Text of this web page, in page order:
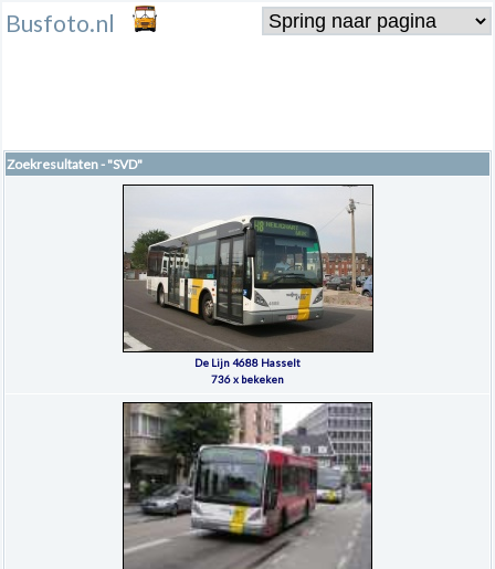
Busfoto.nl
Zoekresultaten - "SVD"
De Lijn 4688 Hasselt
736 x bekeken